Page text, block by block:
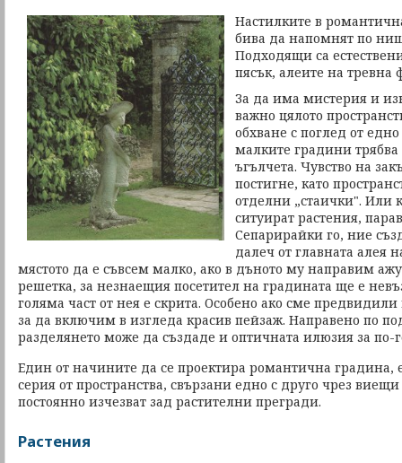
Настилките в
бива да напомнят по
Подходящи са
пясък, алеите на тревна
За да има мистерия и
важно цялото
обхване с поглед от
малките градини
ъгълчета. Чувство на
постигне, като
отделни „стаички". Или
ситуират растения,
Сепарирайки го, ние
далеч от главната алея
мястото да е съвсем малко, ако в дъното му направим
решетка, за незнаещия посетител на градината ще е
голяма част от нея е скрита. Особено ако сме
за да включим в изгледа красив пейзаж. Направено по
разделянето може да създаде и оптичната илюзия за по-
Един от начините да се проектира романтична градина,
серия от пространства, свързани едно с друго чрез
постоянно изчезват зад растителни прегради.
Растения